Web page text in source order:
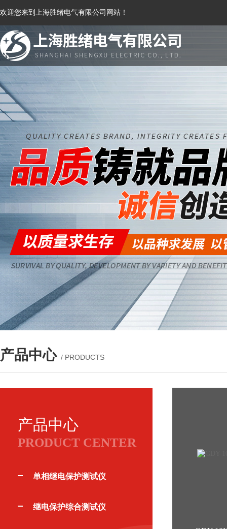
欢迎您来到上海胜绪电气有限公司网站！
产品中心 / PRODUCTS
产品中心
PRODUCT CENTER
单相继电保护测试仪
继电保护综合测试仪